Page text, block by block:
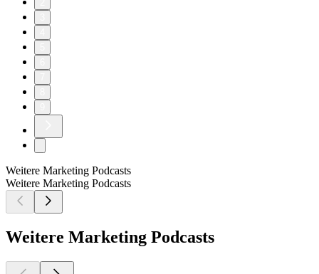
Weitere Marketing Podcasts
Weitere Marketing Podcasts
Weitere Marketing Podcasts